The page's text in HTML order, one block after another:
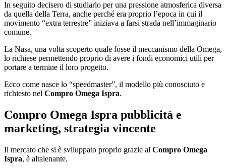
In seguito decisero di studiarlo per una pressione atmosferica diversa
da quella della Terra, anche perché era proprio l’epoca in cui il
movimento “extra terrestre” iniziava a farsi strada nell’immaginario
comune.
La Nasa, una volta scoperto quale fosse il meccanismo della Omega,
lo richiese permettendo proprio di avere i fondi economici utili per
portare a termine il loro progetto.
Ecco come nasce lo “speedmaster”, il modello più conosciuto e
richiesto nel Compro Omega Ispra.
Compro Omega Ispra pubblicità e
marketing, strategia vincente
Il mercato che si è sviluppato proprio grazie al Compro Omega
Ispra, è altalenante.